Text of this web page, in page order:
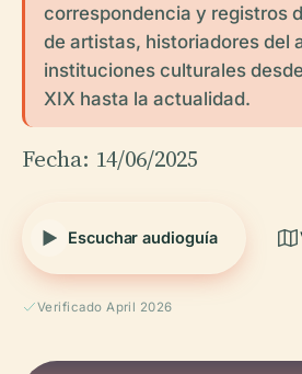
correspondencia y registros
de artistas, historiadores del
instituciones culturales
XIX hasta la actualidad.
Fecha: 14/06/2025
Escuchar audioguía
Verificado April 2026